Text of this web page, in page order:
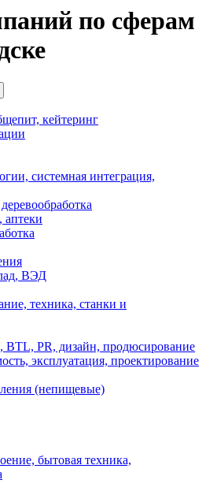
по сферам
кейтеринг
системная интеграция,
ВЭД
техника, станки и
PR, дизайн, продюсирование
эксплуатация, проектирование
(непищевые)
бытовая техника,